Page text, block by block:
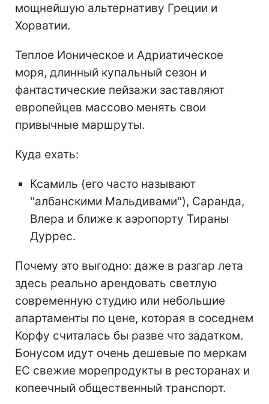
мощнейшую альтернативу Греции и
Хорватии.
Теплое Ионическое и Адриатическое
моря, длинный купальный сезон и
фантастические пейзажи заставляют
европейцев массово менять свои
привычные маршруты.
Куда ехать:
Ксамиль (его часто называют
"албанскими Мальдивами"), Саранда,
Влера и ближе к аэропорту Тираны
Дуррес.
Почему это выгодно: даже в разгар лета
здесь реально арендовать светлую
современную студию или небольшие
апартаменты по цене, которая в соседнем
Корфу считалась бы разве что задатком.
Бонусом идут очень дешевые по меркам
ЕС свежие морепродукты в ресторанах и
копеечный общественный транспорт.